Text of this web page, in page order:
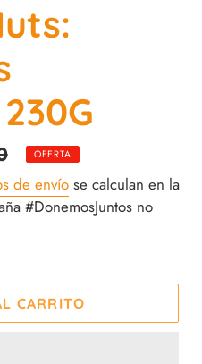
OFERTA
de envío se calculan en la
#DonemosJuntos no
CARRITO